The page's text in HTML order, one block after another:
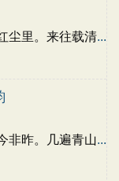
尘里。来往载清...
非昨。几遍青山...